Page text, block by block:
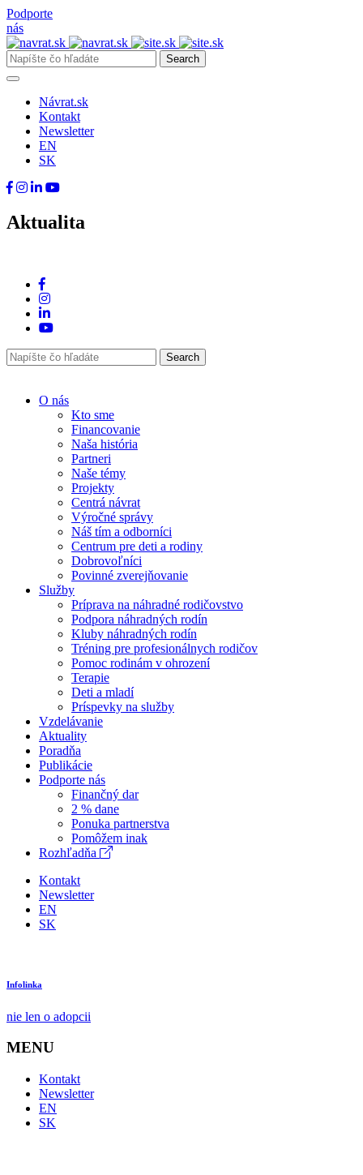
Podporte
nás
Návrat.sk
Kontakt
Newsletter
EN
SK
Aktualita
O nás
Kto sme
Financovanie
Naša história
Partneri
Naše témy
Projekty
Centrá návrat
Výročné správy
Náš tím a odborníci
Centrum pre deti a rodiny
Dobrovoľníci
Povinné zverejňovanie
Služby
Príprava na náhradné rodičovstvo
Podpora náhradných rodín
Kluby náhradných rodín
Tréning pre profesionálnych rodičov
Pomoc rodinám v ohrození
Terapie
Deti a mladí
Príspevky na služby
Vzdelávanie
Aktuality
Poradňa
Publikácie
Podporte nás
Finančný dar
2 % dane
Ponuka partnerstva
Pomôžem inak
Rozhľadňa
Kontakt
Newsletter
EN
SK
Infolinka
nie len o adopcii
MENU
Kontakt
Newsletter
EN
SK